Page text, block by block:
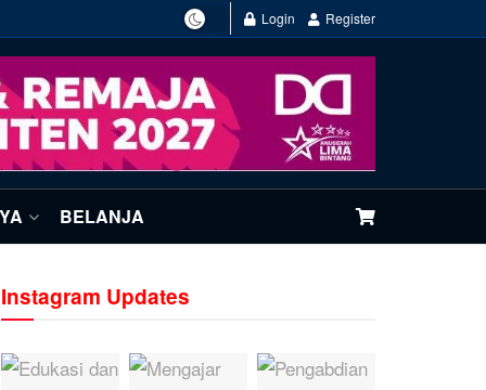
Login Register
BELANJA
Instagram Updates